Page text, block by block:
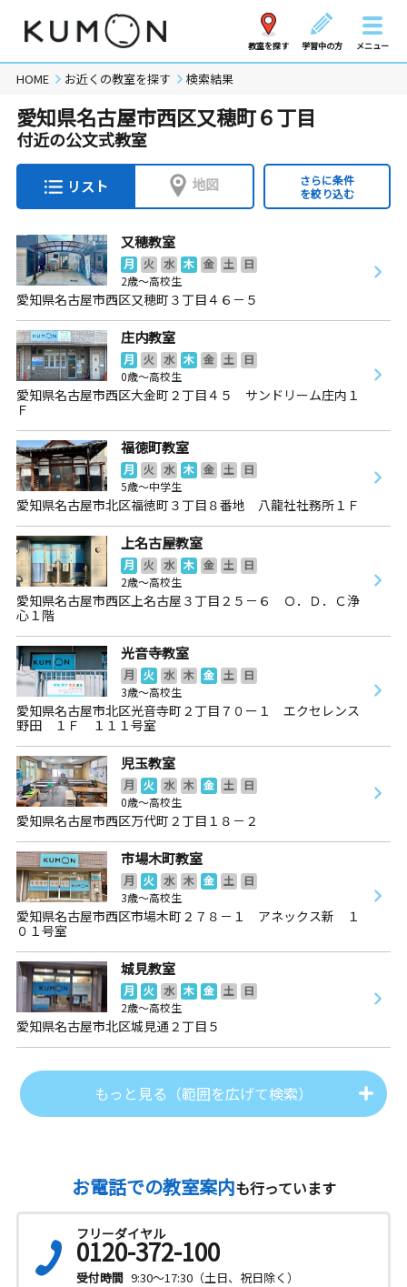
教室を探す 学習中の方 メニュー
HOME お近くの教室を探す 検索結果
愛知県名古屋市西区又穂町６丁目
付近の公文式教室
リスト 地図
さらに条件
を絞り込む
又穂教室
月 火 水 木 金 土
日
2歳～高校生
愛知県名古屋市西区又穂町３丁目４６－５
庄内教室
月 火 水 木 金 土
日
0歳～高校生
愛知県名古屋市西区大金町２丁目４５ サンドリーム庄内１
Ｆ
福徳町教室
月 火 水 木 金 土
日
5歳～中学生
愛知県名古屋市北区福徳町３丁目８番地 八龍社社務所１Ｆ
上名古屋教室
月 火 水 木 金 土
日
2歳～高校生
愛知県名古屋市西区上名古屋３丁目２５－６ Ｏ．Ｄ．Ｃ浄
心１階
光音寺教室
月 火 水 木 金 土
日
3歳～高校生
愛知県名古屋市北区光音寺町２丁目７０ー１ エクセレンス
野田 １Ｆ １１１号室
児玉教室
月 火 水 木 金 土
日
0歳～高校生
愛知県名古屋市西区万代町２丁目１８－２
市場木町教室
月 火 水 木 金 土
日
3歳～高校生
愛知県名古屋市西区市場木町２７８－１ アネックス新 １
０１号室
城見教室
月 火 水 木 金 土
日
2歳～高校生
愛知県名古屋市北区城見通２丁目５
もっと見る（範囲を広げて検索）
お電話での教室案内も行っています
フリーダイヤル
0120-372-100
受付時間 9:30～17:30（土日、祝日除く）